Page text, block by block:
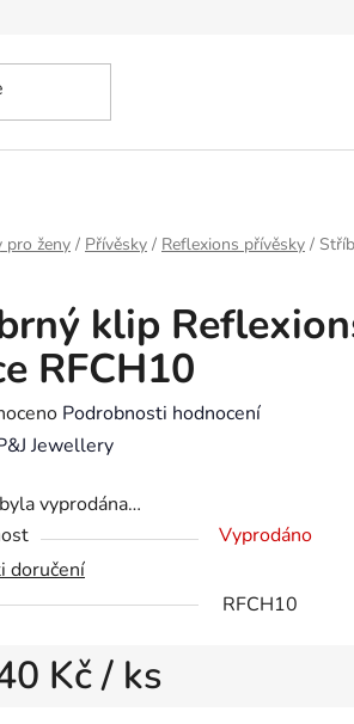
Výměna zboží a
pro ženy / Přívěsky / Reflexions přívěsky /
klip
RFCH10
Podrobnosti hodnocení
Jewellery
vyprodána…
Vyprodáno
doručení
RFCH10
Kč/ ks